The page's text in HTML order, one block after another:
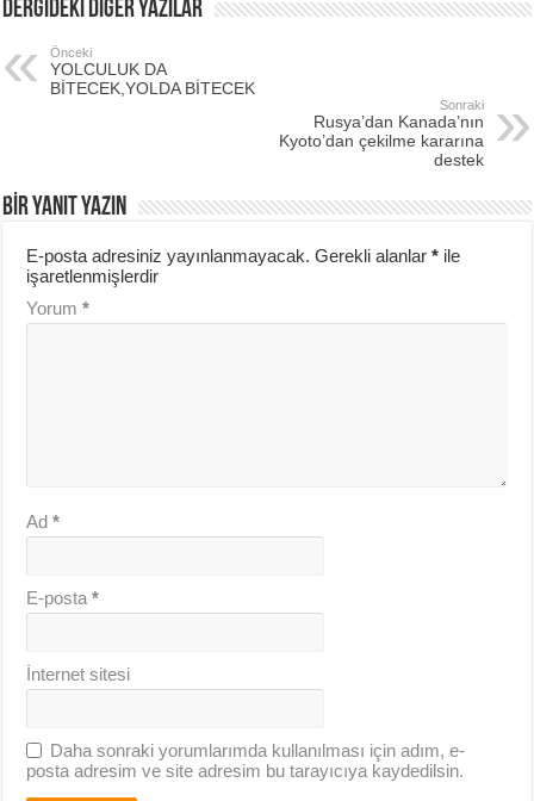
DERGİDEKİ DİĞER YAZILAR
Önceki
YOLCULUK DA
BİTECEK,YOLDA BİTECEK
Sonraki
Rusya’dan Kanada’nın
Kyoto’dan çekilme kararına
destek
BIR YANIT YAZIN
E-posta adresiniz yayınlanmayacak. Gerekli alanlar* ile
işaretlenmişlerdir
Yorum*
Ad*
E-posta*
İnternet sitesi
Daha sonraki yorumlarımda kullanılması için adım, e-
posta adresim ve site adresim bu tarayıcıya kaydedilsin.